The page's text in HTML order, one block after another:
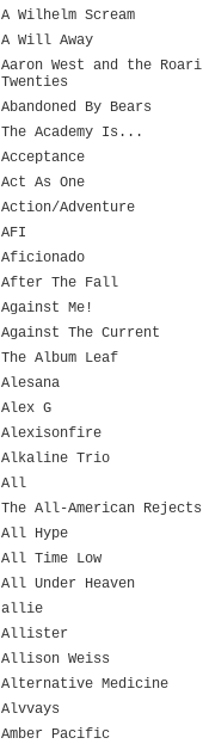
A Wilhelm Scream
A Will Away
Aaron West and the
Twenties
Abandoned By Bears
The Academy Is...
Acceptance
Act As One
Action/Adventure
AFI
Aficionado
After The Fall
Against Me!
Against The Current
The Album Leaf
Alesana
Alex G
Alexisonfire
Alkaline Trio
All
The All-American Rejects
All Hype
All Time Low
All Under Heaven
allie
Allister
Allison Weiss
Alternative Medicine
Alvvays
Amber Pacific